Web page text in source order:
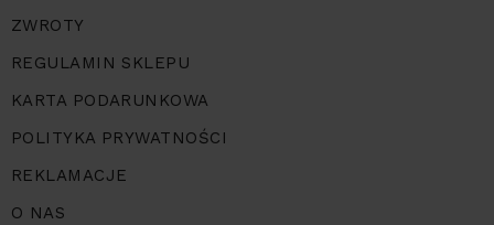
ZWROTY
REGULAMIN SKLEPU
KARTA PODARUNKOWA
POLITYKA PRYWATNOŚCI
REKLAMACJE
O NAS